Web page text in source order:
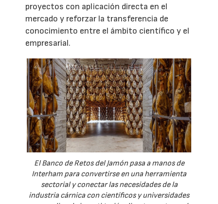
proyectos con aplicación directa en el
mercado y reforzar la transferencia de
conocimiento entre el ámbito científico y el
empresarial.
El Banco de Retos del Jamón pasa a manos de
Interham para convertirse en una herramienta
sectorial y conectar las necesidades de la
industria cárnica con científicos y universidades